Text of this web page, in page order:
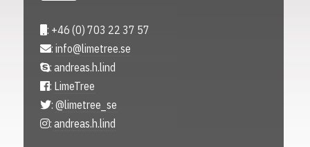
: +46 (0) 703 22 37 57
: info@limetree.se
: andreas.h.lind
: LimeTree
: @limetree_se
: andreas.h.lind